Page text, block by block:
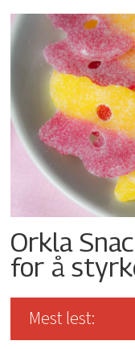
Orkla
for å
Mest lest: